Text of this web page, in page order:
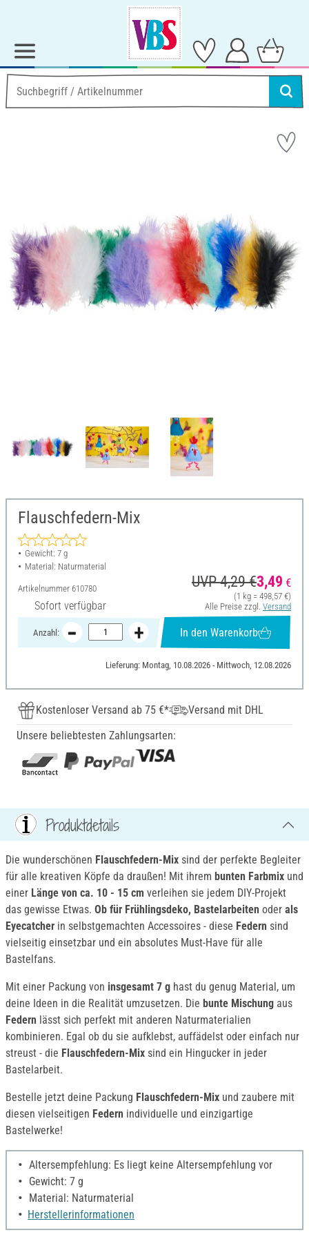
Flauschfedern-Mix
Gewicht: 7 g
Material: Naturmaterial
Artikelnummer 610780
Sofort verfügbar
UVP 4,29 €3,49 €
(1 kg = 498,57 €)
Alle Preise zzgl. Versand
Anzahl: In den Warenkorb
Lieferung: Montag, 10.08.2026 - Mittwoch, 12.08.2026
Kostenloser Versand ab 75 €*
Versand mit DHL
Unsere beliebtesten Zahlungsarten:
Produktdetails
Die wunderschönen Flauschfedern-Mix sind der perfekte Begleiter
für alle kreativen Köpfe da draußen! Mit ihrem bunten Farbmix und
einer Länge von ca. 10 - 15 cm verleihen sie jedem DIY-Projekt
das gewisse Etwas. Ob für Frühlingsdeko, Bastelarbeiten oder als
Eyecatcher in selbstgemachten Accessoires - diese Federn sind
vielseitig einsetzbar und ein absolutes Must-Have für alle
Bastelfans.
Mit einer Packung von insgesamt 7 g hast du genug Material, um
deine Ideen in die Realität umzusetzen. Die bunte Mischung aus
Federn lässt sich perfekt mit anderen Naturmaterialien
kombinieren. Egal ob du sie aufklebst, auffädelst oder einfach nur
streust - die Flauschfedern-Mix sind ein Hingucker in jeder
Bastelarbeit.
Bestelle jetzt deine Packung Flauschfedern-Mix und zaubere mit
diesen vielseitigen Federn individuelle und einzigartige
Bastelwerke!
Altersempfehlung: Es liegt keine Altersempfehlung vor
Gewicht: 7 g
Material: Naturmaterial
Herstellerinformationen